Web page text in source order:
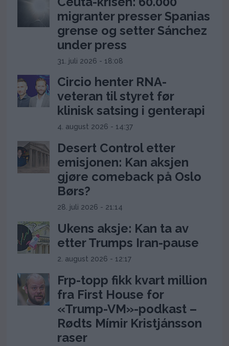
migranter presser Spanias
grense og setter Sánchez
under press
31. juli 2026 - 18:08
Circio henter RNA-
veteran til styret før
klinisk satsing i genterapi
4. august 2026 - 14:37
Desert Control etter
emisjonen: Kan aksjen
gjøre comeback på Oslo
Børs?
28. juli 2026 - 21:14
Ukens aksje: Kan ta av
etter Trumps Iran-pause
2. august 2026 - 12:17
Frp-topp fikk kvart million
fra First House for
«Trump-VM»-podkast –
Rødts Mímir Kristjánsson
raser